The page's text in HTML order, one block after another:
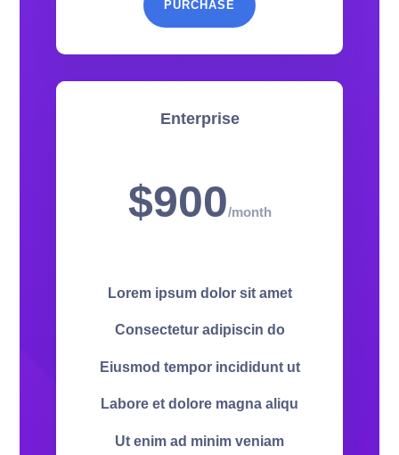
PURCHASE
Enterprise
$900/month
Lorem ipsum dolor sit amet
Consectetur adipiscin do
Eiusmod tempor incididunt ut
Labore et dolore magna aliqu
Ut enim ad minim veniam